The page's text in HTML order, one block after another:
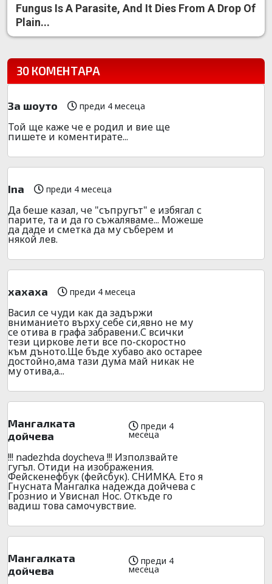
Fungus Is A Parasite, And It Dies From A Drop Of
Plain...
30 КОМЕНТАРА
За шоуто преди 4 месеца
Той ще каже че е родил и вие ще
пишете и коментирате...
Ina преди 4 месеца
Да беше казал, че "съпругът" е избягал с
парите, та и да го съжаляваме... Можеше
да даде и сметка да му съберем и
някой лев.
хахаха преди 4 месеца
Васил се чуди как да задържи
вниманието върху себе си,явно не му
се отива в графа забравени.С всички
тези циркове лети все по-скоростно
към дъното.Ще бъде хубаво ако остарее
достойно,ама тази дума май никак не
му отива,а...
Мангалката
дойчева
преди 4
месеца
!!! nadezhda doycheva !!! Използвайте
гугъл. Отиди на изображения.
Фейскенефбук (фейсбук). СНИМКА. Ето я
Гнусната Мангалка надежда дойчева с
Грознио и Увиснал Нос. Откъде го
вадиш това самочувствие.
Мангалката
дойчева
преди 4
месеца